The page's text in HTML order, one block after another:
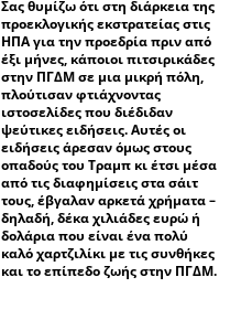
Σας θυμίζω ότι στη διάρκεια της
προεκλογικής εκστρατείας στις
ΗΠΑ για την προεδρία πριν από
έξι μήνες, κάποιοι πιτσιρικάδες
στην ΠΓΔΜ σε μια μικρή πόλη,
πλούτισαν φτιάχνοντας
ιστοσελίδες που διέδιδαν
ψεύτικες ειδήσεις. Αυτές οι
ειδήσεις άρεσαν όμως στους
οπαδούς του Τραμπ κι έτσι μέσα
από τις διαφημίσεις στα σάιτ
τους, έβγαλαν αρκετά χρήματα –
δηλαδή, δέκα χιλιάδες ευρώ ή
δολάρια που είναι ένα πολύ
καλό χαρτζιλίκι με τις συνθήκες
και το επίπεδο ζωής στην ΠΓΔΜ.